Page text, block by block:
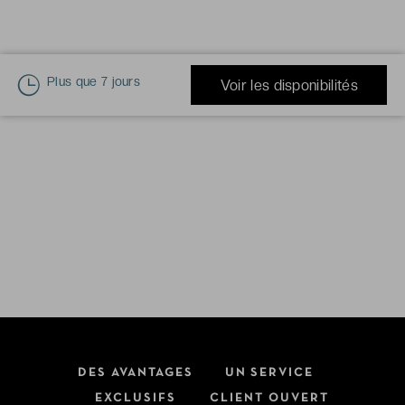
Plus que 7 jours Voir les disponibilités
DES AVANTAGES
EXCLUSIFS
UN SERVICE
CLIENT OUVERT